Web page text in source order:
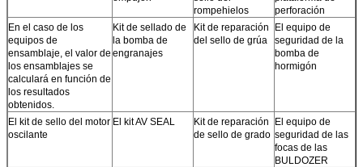
rompehielos
perforación
En el caso de los
equipos de
ensamblaje, el valor de
los ensamblajes se
calculará en función de
los resultados
obtenidos.
Kit de sellado de
la bomba de
engranajes
Kit de reparación
del sello de grúa
El equipo de
seguridad de la
bomba de
hormigón
El kit de sello del motor
oscilante
El kit AV SEAL
Kit de reparación
de sello de grado
El equipo de
seguridad de las
focas de las
BULDOZER